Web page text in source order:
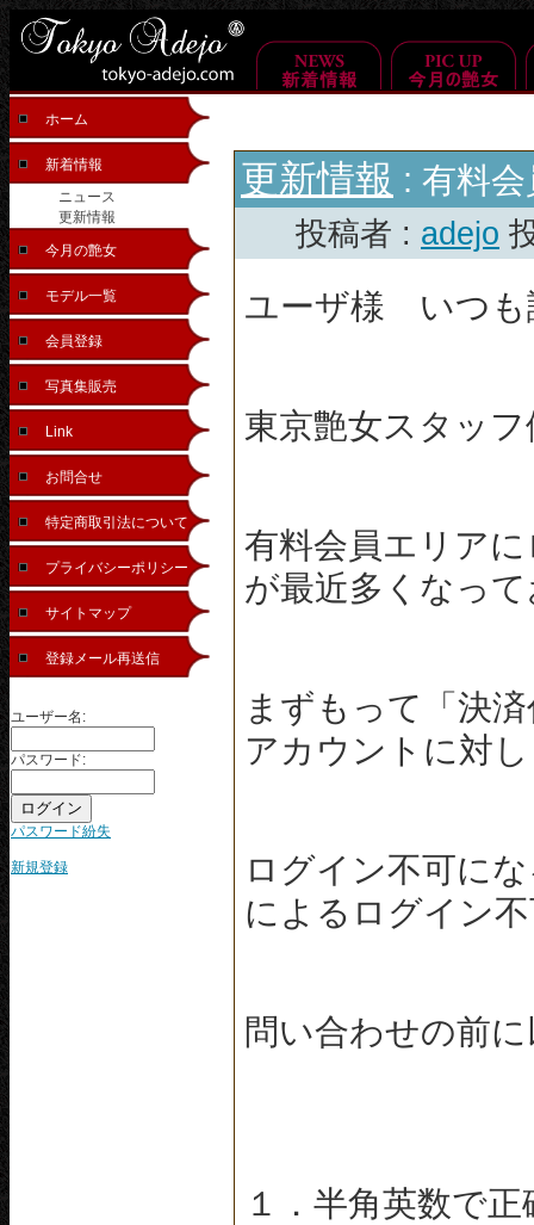
ホーム
新着情報
ニュース
更新情報
今月の艶女
モデル一覧
会員登録
写真集販売
Link
お問合せ
特定商取引法について
プライバシーポリシー
サイトマップ
登録メール再送信
ユーザー名:
パスワード:
パスワード紛失
新規登録
更新情報 : 有料
投稿者 : adejo
ユーザ様 いつも
東京艶女スタッ
有料会員エリア
が最近多くなっ
まずもって「決
アカウントに対
ログイン不可に
によるログイン
問い合わせの前
１．半角英数で